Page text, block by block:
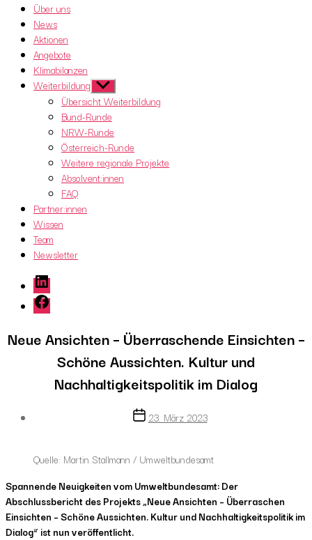
Über uns
News
Aktionen
Angebote
Klimabilanzen
Weiterbildung Show
sub
menu
Übersicht Weiterbildung
Bund-Runde
NRW-Runde
Österreich-Runde
Weitere regionale Projekte
Absolvent:innen
FAQ
Partner:innen
Wissen
Team
Newsletter
LinkedIn
Facebook
Neue Ansichten – Überraschende Einsichten –
Schöne Aussichten. Kultur und
Nachhaltigkeitspolitik im Dialog
Post23. März 2023
Quelle: Martin Stallmann / Umweltbundesamt
Spannende Neuigkeiten vom Umweltbundesamt: Der
Abschlussbericht des Projekts „Neue Ansichten – Überraschen
Einsichten – Schöne Aussichten. Kultur und Nachhaltigkeitspolitik im
Dialog“ ist nun veröffentlicht.